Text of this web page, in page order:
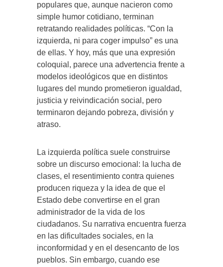
populares que, aunque nacieron como
simple humor cotidiano, terminan
retratando realidades políticas. “Con la
izquierda, ni para coger impulso” es una
de ellas. Y hoy, más que una expresión
coloquial, parece una advertencia frente a
modelos ideológicos que en distintos
lugares del mundo prometieron igualdad,
justicia y reivindicación social, pero
terminaron dejando pobreza, división y
atraso.
La izquierda política suele construirse
sobre un discurso emocional: la lucha de
clases, el resentimiento contra quienes
producen riqueza y la idea de que el
Estado debe convertirse en el gran
administrador de la vida de los
ciudadanos. Su narrativa encuentra fuerza
en las dificultades sociales, en la
inconformidad y en el desencanto de los
pueblos. Sin embargo, cuando ese